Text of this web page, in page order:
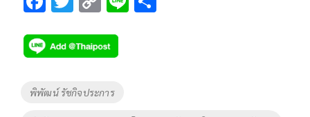
e
b
o
o
tt
er
p
y
Li
Tags
พิพัฒน์ รัชกิจประการ